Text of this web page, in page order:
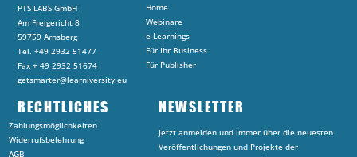
PTS LABS GmbH
Am Freigericht 8
59759 Arnsberg
Tel. +49 2932 51477
Fax + 49 2932 51674
getsmarter@learniversity.eu
Home
Webinare
e-Learnings
Für Ihr Business
Für Publisher
RECHTLICHES
Zahlungsmöglichkeiten
Widerrufsbelehrung
AGB
NEWSLETTER
Jetzt anmelden und immer über die neuesten
Veröffentlichungen und Projekte der